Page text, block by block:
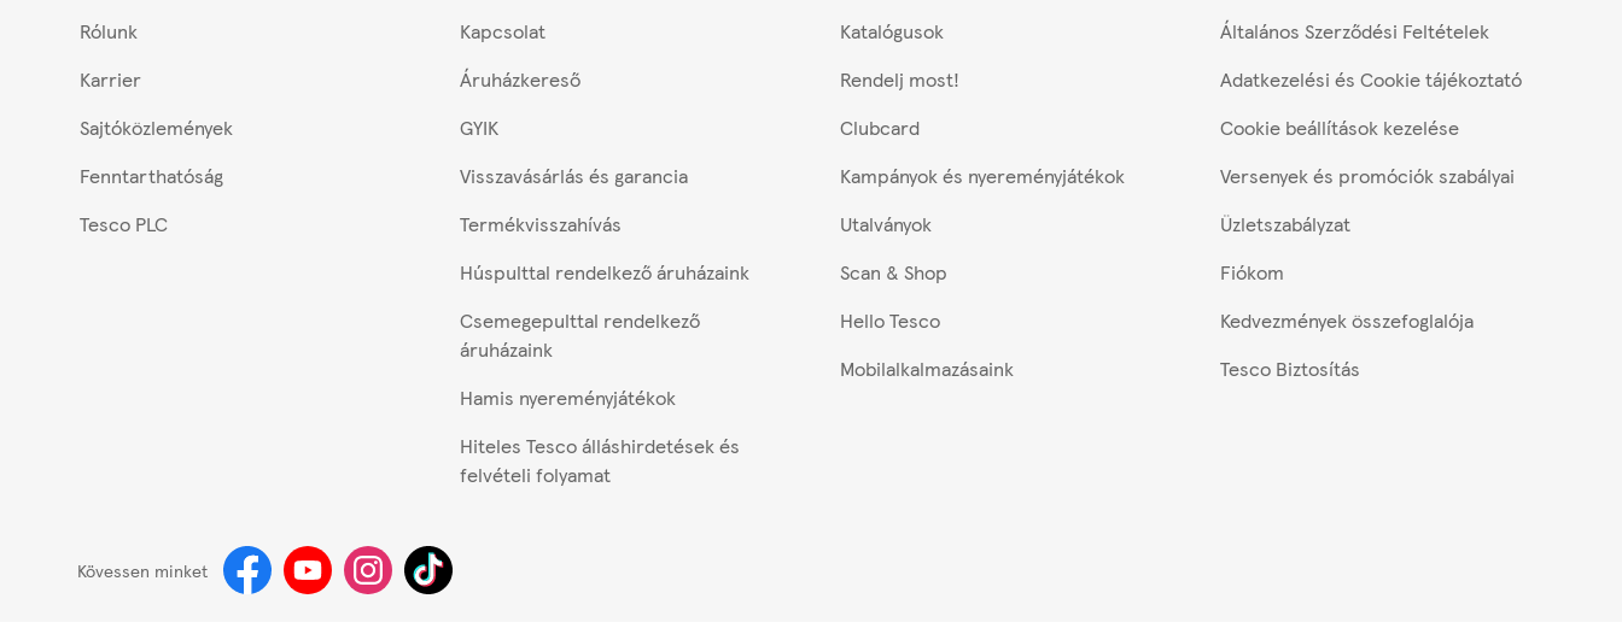
Rólunk
Karrier
Sajtóközlemények
Fenntarthatóság
Tesco PLC
Kapcsolat
Áruházkereső
GYIK
Visszavásárlás és garancia
Termékvisszahívás
Húspulttal rendelkező áruházaink
Csemegepulttal rendelkező
áruházaink
Hamis nyereményjátékok
Hiteles Tesco álláshirdetések és
felvételi folyamat
Katalógusok
Rendelj most!
Clubcard
Kampányok és nyereményjátékok
Utalványok
Scan & Shop
Hello Tesco
Mobilalkalmazásaink
Általános Szerződési Feltételek
Adatkezelési és Cookie tájékoztató
Cookie beállítások kezelése
Versenyek és promóciók szabályai
Üzletszabályzat
Fiókom
Kedvezmények összefoglalója
Tesco Biztosítás
Kövessen minket